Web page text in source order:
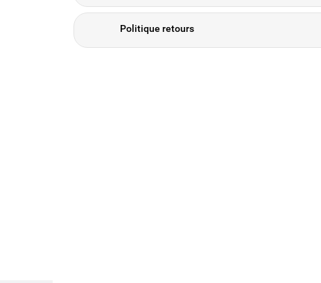
Politique retours